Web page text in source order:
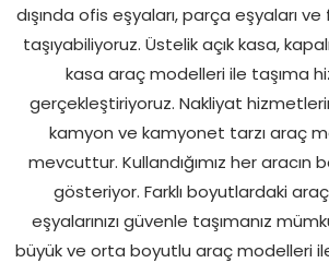
dışında ofis eşyaları, parça eşyaları
taşıyabiliyoruz. Üstelik açık kasa,
kasa araç modelleri ile taşıma
gerçekleştiriyoruz. Nakliyat
kamyon ve kamyonet tarzı araç
mevcuttur. Kullandığımız her aracın
gösteriyor. Farklı boyutlardaki
eşyalarınızı güvenle taşımanız
büyük ve orta boyutlu araç modelleri